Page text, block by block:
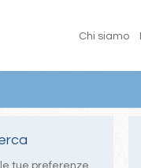
Chi siamo
tue preferenze